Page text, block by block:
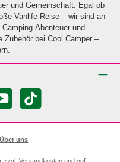
und Gemeinschaft. Egal ob
Vanlife-Reise – wir sind an
Abenteuer und
Zubehör bei Cool Camper –
TikTok
Über uns